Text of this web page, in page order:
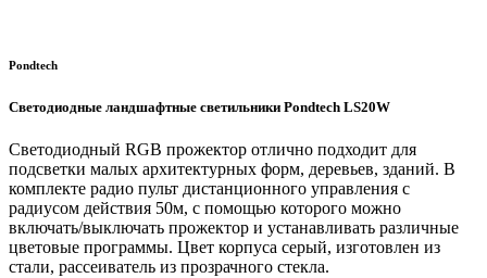
Pondtech
Светодиодные ландшафтные светильники Pondtech LS20W
Светодиодный RGB прожектор отлично подходит для
подсветки малых архитектурных форм, деревьев, зданий. В
комплекте радио пульт дистанционного управления с
радиусом действия 50м, с помощью которого можно
включать/выключать прожектор и устанавливать различные
цветовые программы. Цвет корпуса серый, изготовлен из
стали, рассеиватель из прозрачного стекла.